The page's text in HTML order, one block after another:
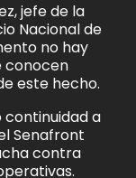
jefe de la
Nacional de
no hay
conocen
este hecho.
continuidad a
Senafront
contra